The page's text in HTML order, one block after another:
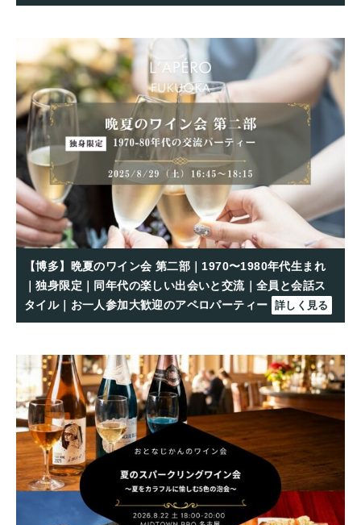
【博多】晩夏のワイン会 第二部｜1970〜1980年代生まれ
｜独身限定｜同年代の楽しい出会いと交流｜全員と会話ス
タイル｜お一人参加大歓迎のアペロパーティー 詳しく見る